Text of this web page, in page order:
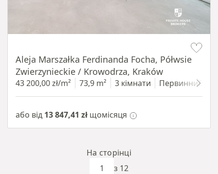
Aleja Marszałka Ferdinanda Focha, Półwsie
Zwierzynieckie / Krowodrza, Kraków
43 200,00 zł/m² 73,9 m² 3 кімнати Первинний
або від 13 847,41 zł щомісяця
з 12
На сторінці